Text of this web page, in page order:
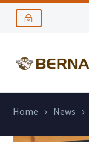
Home News